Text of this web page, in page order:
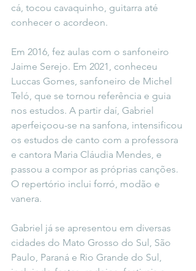
cá, tocou cavaquinho, guitarra até
conhecer o acordeon.
Em 2016, fez aulas com o sanfoneiro
Jaime Serejo. Em 2021, conheceu
Luccas Gomes, sanfoneiro de Michel
Teló, que se tornou referência e guia
nos estudos. A partir daí, Gabriel
aperfeiçoou-se na sanfona, intensificou
os estudos de canto com a professora
e cantora Maria Cláudia Mendes, e
passou a compor as próprias canções.
O repertório inclui forró, modão e
vanera.
Gabriel já se apresentou em diversas
cidades do Mato Grosso do Sul, São
Paulo, Paraná e Rio Grande do Sul,